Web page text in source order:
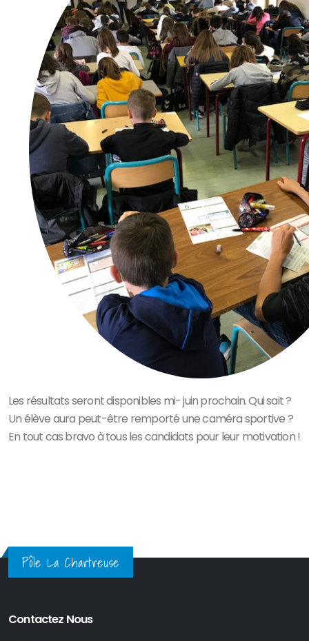
Les résultats seront disponibles mi- juin prochain. Qui sait ?
Un élève aura peut-être remporté une caméra sportive ?
En tout cas bravo à tous les candidats pour leur motivation !
Pôle La Chartreuse
Contactez Nous